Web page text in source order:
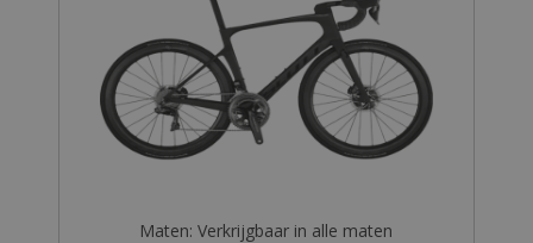
Maten: Verkrijgbaar in alle maten